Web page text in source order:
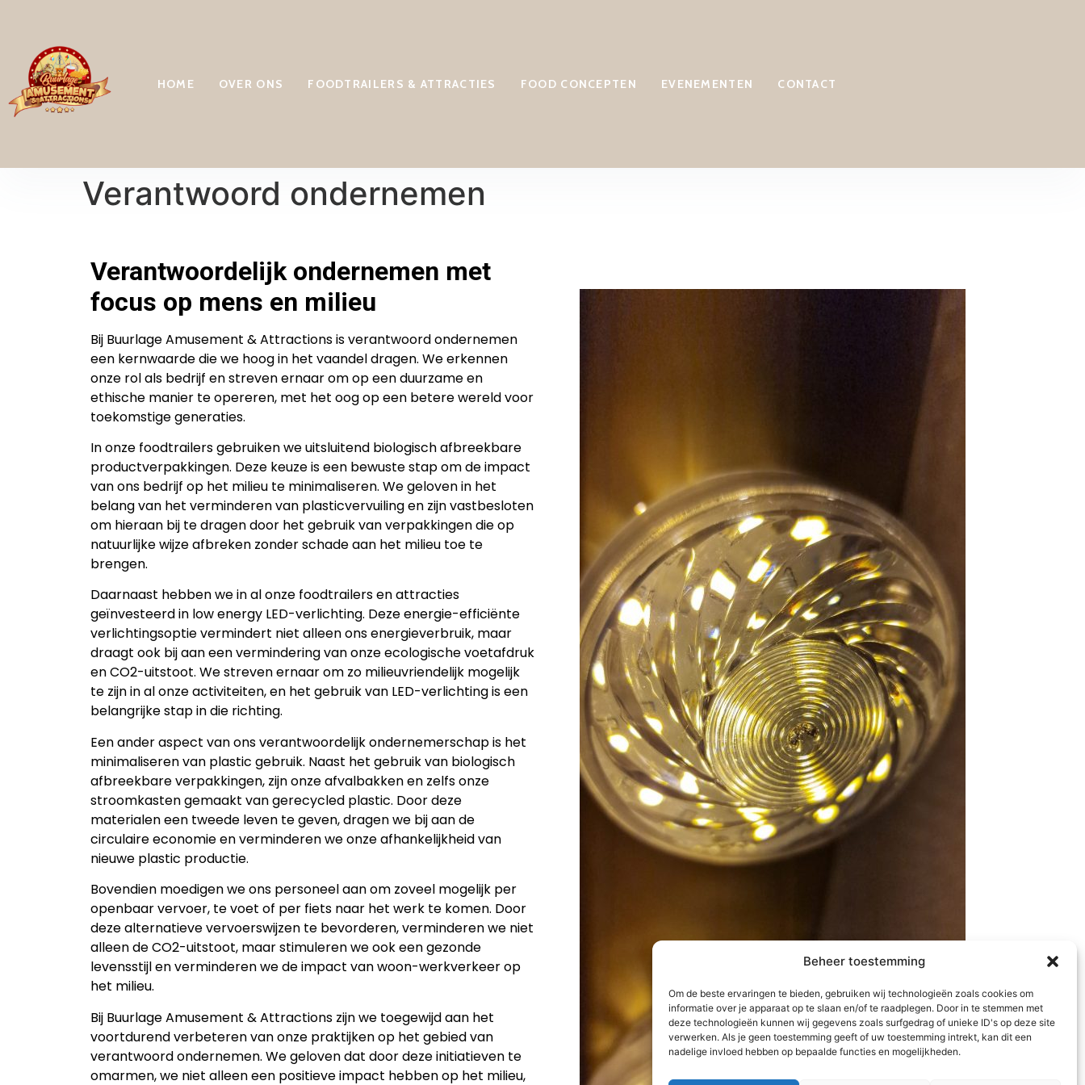
Beheer toestemming
Om de beste ervaringen te bieden, gebruiken wij technologieën zoals cookies om
informatie over je apparaat op te slaan en/of te raadplegen. Door in te stemmen met
deze technologieën kunnen wij gegevens zoals surfgedrag of unieke ID's op deze site
verwerken. Als je geen toestemming geeft of uw toestemming intrekt, kan dit een
nadelige invloed hebben op bepaalde functies en mogelijkheden.
HOME OVER ONS FOODTRAILERS & ATTRACTIES FOOD CONCEPTEN EVENEMENTEN CONTACT
Verantwoord ondernemen
Verantwoordelijk ondernemen met
focus op mens en milieu
Bij Buurlage Amusement & Attractions is verantwoord ondernemen
een kernwaarde die we hoog in het vaandel dragen. We erkennen
onze rol als bedrijf en streven ernaar om op een duurzame en
ethische manier te opereren, met het oog op een betere wereld voor
toekomstige generaties.
In onze foodtrailers gebruiken we uitsluitend biologisch afbreekbare
productverpakkingen. Deze keuze is een bewuste stap om de impact
van ons bedrijf op het milieu te minimaliseren. We geloven in het
belang van het verminderen van plasticvervuiling en zijn vastbesloten
om hieraan bij te dragen door het gebruik van verpakkingen die op
natuurlijke wijze afbreken zonder schade aan het milieu toe te
brengen.
Daarnaast hebben we in al onze foodtrailers en attracties
geïnvesteerd in low energy LED-verlichting. Deze energie-efficiënte
verlichtingsoptie vermindert niet alleen ons energieverbruik, maar
draagt ook bij aan een vermindering van onze ecologische voetafdruk
en CO2-uitstoot. We streven ernaar om zo milieuvriendelijk mogelijk
te zijn in al onze activiteiten, en het gebruik van LED-verlichting is een
belangrijke stap in die richting.
Een ander aspect van ons verantwoordelijk ondernemerschap is het
minimaliseren van plastic gebruik. Naast het gebruik van biologisch
afbreekbare verpakkingen, zijn onze afvalbakken en zelfs onze
stroomkasten gemaakt van gerecycled plastic. Door deze
materialen een tweede leven te geven, dragen we bij aan de
circulaire economie en verminderen we onze afhankelijkheid van
nieuwe plastic productie.
Bovendien moedigen we ons personeel aan om zoveel mogelijk per
openbaar vervoer, te voet of per fiets naar het werk te komen. Door
deze alternatieve vervoerswijzen te bevorderen, verminderen we niet
alleen de CO2-uitstoot, maar stimuleren we ook een gezonde
levensstijl en verminderen we de impact van woon-werkverkeer op
het milieu.
Bij Buurlage Amusement & Attractions zijn we toegewijd aan het
voortdurend verbeteren van onze praktijken op het gebied van
verantwoord ondernemen. We geloven dat door deze initiatieven te
omarmen, we niet alleen een positieve impact hebben op het milieu,